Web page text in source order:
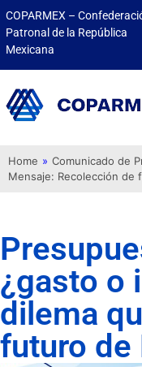
COPARMEX –
Patronal de la República
Mexicana
Home » Comunicado de
Mensaje: Recolección de
¿gasto o
dilema
futuro de